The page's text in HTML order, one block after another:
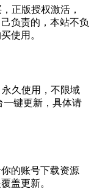
正版授权激活，
负责的，本站不负
使用。
永久使用，不限域
一键更新，具体请
的账号下载资源
盖更新。